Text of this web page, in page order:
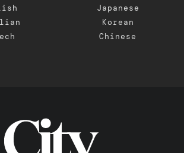
Japanese
Korean
Chinese